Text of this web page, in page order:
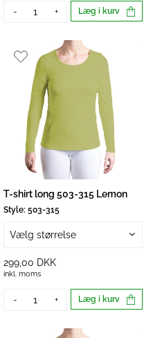
- + Læg i kurv
T-shirt long 503-315 Lemon
Style: 503-315
Vælg størrelse
299,00 DKK
inkl. moms
- + Læg i kurv